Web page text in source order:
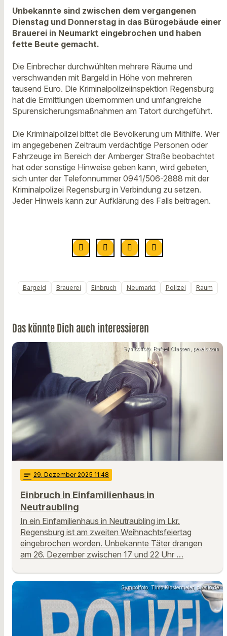
Unbekannte sind zwischen dem vergangenen
Dienstag und Donnerstag in das Bürogebäude einer
Brauerei in Neumarkt eingebrochen und haben
fette Beute gemacht.
Die Einbrecher durchwühlten mehrere Räume und
verschwanden mit Bargeld in Höhe von mehreren
tausend Euro. Die Kriminalpolizeiinspektion Regensburg
hat die Ermittlungen übernommen und umfangreiche
Spurensicherungsmaßnahmen am Tatort durchgeführt.
Die Kriminalpolizei bittet die Bevölkerung um Mithilfe. Wer
im angegebenen Zeitraum verdächtige Personen oder
Fahrzeuge im Bereich der Amberger Straße beobachtet
hat oder sonstige Hinweise geben kann, wird gebeten,
sich unter der Telefonnummer 0941/506-2888 mit der
Kriminalpolizei Regensburg in Verbindung zu setzen.
Jeder Hinweis kann zur Aufklärung des Falls beitragen.
Bargeld Brauerei Einbruch Neumarkt Polizei Raum
Das könnte Dich auch interessieren
Symbolfoto: Rafael Classen, pexels.com
notes 29. Dezember 2025 11:48
Einbruch in Einfamilienhaus in
Neutraubling
In ein Einfamilienhaus in Neutraubling im Lkr.
Regensburg ist am zweiten Weihnachtsfeiertag
eingebrochen worden. Unbekannte Täter drangen
am 26. Dezember zwischen 17 und 22 Uhr …
Symbolfoto: Timo Klostermeier, pixelio.de